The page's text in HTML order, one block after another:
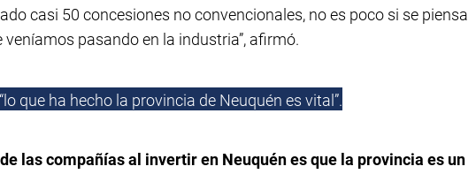
casi 50 concesiones no convencionales, no es poco si se piensa
veníamos pasando en la industria”, afirmó.
que ha hecho la provincia de Neuquén es vital”.
las compañías al invertir en Neuquén es que la provincia es un